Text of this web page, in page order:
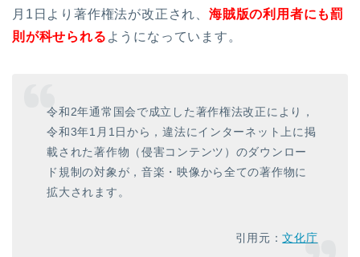
月1日より著作権法が改正され、 海賊版の利用者にも罰
則が科せられる ようになっています。
令和2年通常国会で成立した著作権法改正により，
令和3年1月1日から，違法にインターネット上に掲
載された著作物（侵害コンテンツ）のダウンロー
ド規制の対象が，音楽・映像から全ての著作物に
拡大されます。
引用元：文化庁